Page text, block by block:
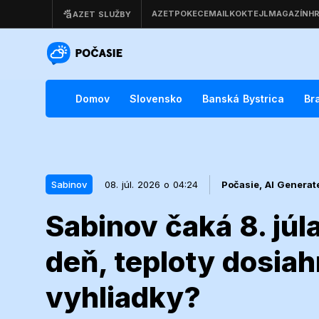
Domov Slovensko Banská Bystrica
Sabinov 08. júl. 2026 o 04:24 Počasie, AI
Sabinov čaká 8.
deň, teploty
vyhliadky?
Sabinov
Sabinov čaká